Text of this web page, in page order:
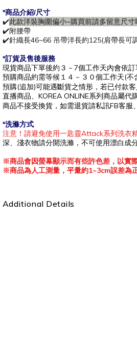
*商品介紹/尺寸
✔️此款洋裝胸圍偏小~購買前請多留意尺寸
✔️附腰帶
✔️針織長46~66 吊帶洋長約125(肩帶長可
*訂貨及售後服務
現貨商品下單後約 ３－7個工作天內會依訂
預購商品約需等候１４－３０個工作天(不
預購(追加)可能遇斷貨之情形，若已付款
直播商品、KOREA ONLINE系列商品屬
商品不接受換貨，如需退貨請私訊FB客服
*洗滌方式
注意！請避免使用一匙靈Attack系列洗衣
深、淺衣物請分開洗滌，不可使用漂白成
※商品會因螢幕顯示而有些許色差，以實
※商品為人工測量，平量約1~3cm誤差為
Additional Details